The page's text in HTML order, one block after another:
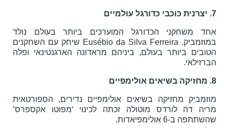
7. יצרנית כוכבי כדורגל עולמיים
אחד משחקני הכדורגל המוערכים ביותר בעולם נולד
במוזמביק. Eusébio da Silva Ferreira שיחק עם השחקנים
הטובים ביותר בעולם, ביניהם מראדונה הארגנטינאי ופלה
הברזילאי.
8. מחזיקה בשיאים אולימפיים
מוזמביק מחזיקה בשיאים אולימפיים נדירים, הספורטאית
מריה דה לורדס מוטולה זכתה לכינוי ‘מפוטו אקספרס’
שהשתתפה ב-6 אולימפיאדות.